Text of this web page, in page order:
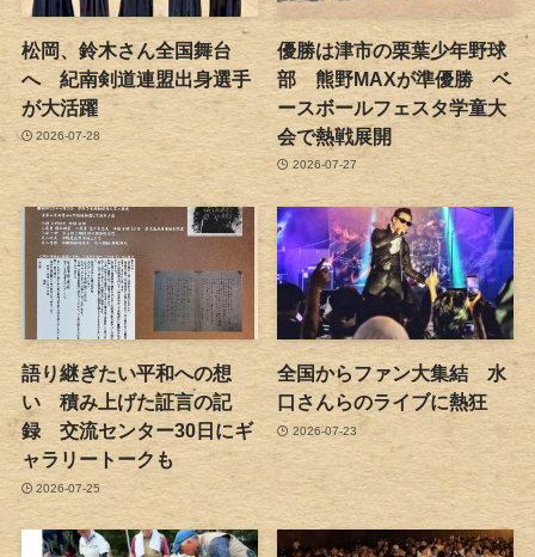
松岡、鈴木さん全国舞台
へ 紀南剣道連盟出身選手
が大活躍
2026-07-28
優勝は津市の栗葉少年野球
部 熊野MAXが準優勝 ベ
ースボールフェスタ学童大
会で熱戦展開
2026-07-27
語り継ぎたい平和への想
い 積み上げた証言の記
録 交流センター30日にギ
ャラリートークも
2026-07-25
全国からファン大集結 水
口さんらのライブに熱狂
2026-07-23